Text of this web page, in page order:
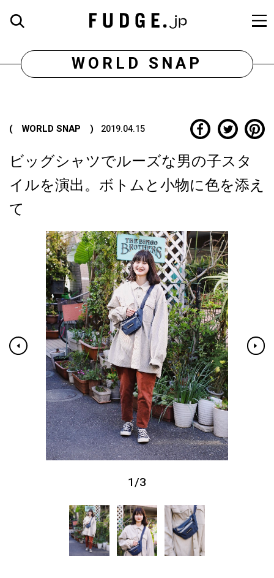
WORLD SNAP
( WORLD SNAP ) 2019.04.15
ビッグシャツでルーズな男の子スタ
イルを演出。ボトムと小物に色を添え
て
1/3